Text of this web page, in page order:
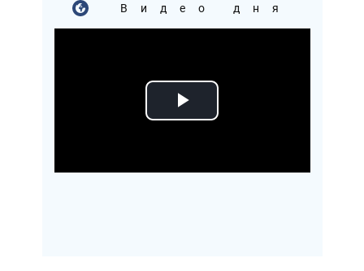
Видео дня
Play